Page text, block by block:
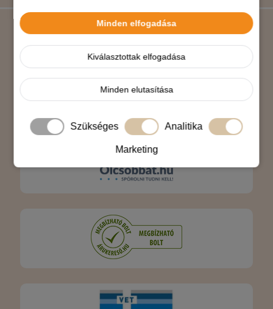
Minden elfogadása
Kiválasztottak elfogadása
Minden elutasítása
Szükséges Analitika
Marketing
Árukereső.hu